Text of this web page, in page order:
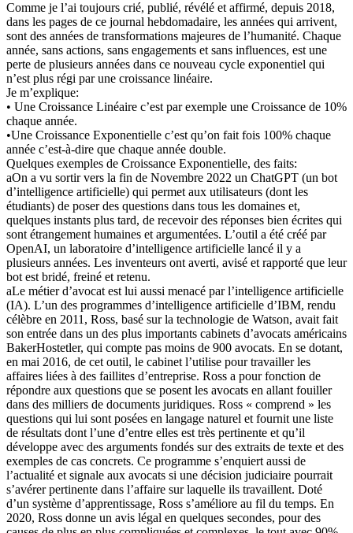
Comme je l’ai toujours crié, publié, révélé et affirmé, depuis 2018,
dans les pages de ce journal hebdomadaire, les années qui arrivent,
sont des années de transformations majeures de l’humanité. Chaque
année, sans actions, sans engagements et sans influences, est une
perte de plusieurs années dans ce nouveau cycle exponentiel qui
n’est plus régi par une croissance linéaire.
Je m’explique:
• Une Croissance Linéaire c’est par exemple une Croissance de 10%
chaque année.
•Une Croissance Exponentielle c’est qu’on fait fois 100% chaque
année c’est-à-dire que chaque année double.
Quelques exemples de Croissance Exponentielle, des faits:
aOn a vu sortir vers la fin de Novembre 2022 un ChatGPT (un bot
d’intelligence artificielle) qui permet aux utilisateurs (dont les
étudiants) de poser des questions dans tous les domaines et,
quelques instants plus tard, de recevoir des réponses bien écrites qui
sont étrangement humaines et argumentées. L’outil a été créé par
OpenAI, un laboratoire d’intelligence artificielle lancé il y a
plusieurs années. Les inventeurs ont averti, avisé et rapporté que leur
bot est bridé, freiné et retenu.
aLe métier d’avocat est lui aussi menacé par l’intelligence artificielle
(IA). L’un des programmes d’intelligence artificielle d’IBM, rendu
célèbre en 2011, Ross, basé sur la technologie de Watson, avait fait
son entrée dans un des plus importants cabinets d’avocats américains
BakerHostetler, qui compte pas moins de 900 avocats. En se dotant,
en mai 2016, de cet outil, le cabinet l’utilise pour travailler les
affaires liées à des faillites d’entreprise. Ross a pour fonction de
répondre aux questions que se posent les avocats en allant fouiller
dans des milliers de documents juridiques. Ross « comprend » les
questions qui lui sont posées en langage naturel et fournit une liste
de résultats dont l’une d’entre elles est très pertinente et qu’il
développe avec des arguments fondés sur des extraits de texte et des
exemples de cas concrets. Ce programme s’enquiert aussi de
l’actualité et signale aux avocats si une décision judiciaire pourrait
s’avérer pertinente dans l’affaire sur laquelle ils travaillent. Doté
d’un système d’apprentissage, Ross s’améliore au fil du temps. En
2020, Ross donne un avis légal en quelques secondes, pour des